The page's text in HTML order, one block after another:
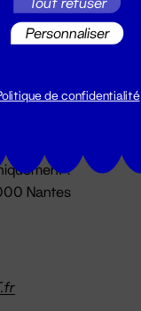
14h → 18h
:
Nantes
Personnaliser
de confidentialité